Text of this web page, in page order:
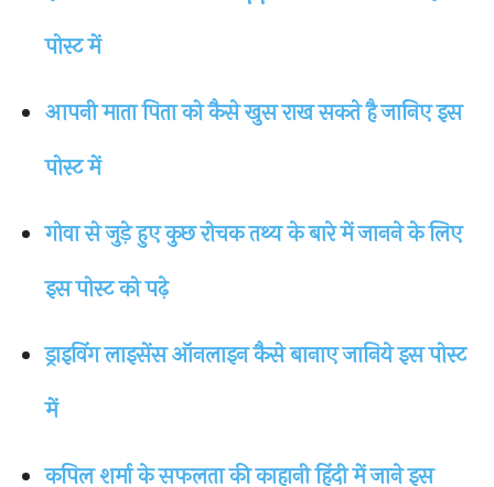
पोस्ट में
आपनी माता पिता को कैसे खुस राख सकते है जानिए इस
पोस्ट में
गोवा से जुड़े हुए कुछ रोचक तथ्य के बारे में जानने के लिए
इस पोस्ट को पढ़े
ड्राइविंग लाइसेंस ऑनलाइन कैसे बानाए जानिये इस पोस्ट
में
कपिल शर्मा के सफलता की काहानी हिंदी में जाने इस